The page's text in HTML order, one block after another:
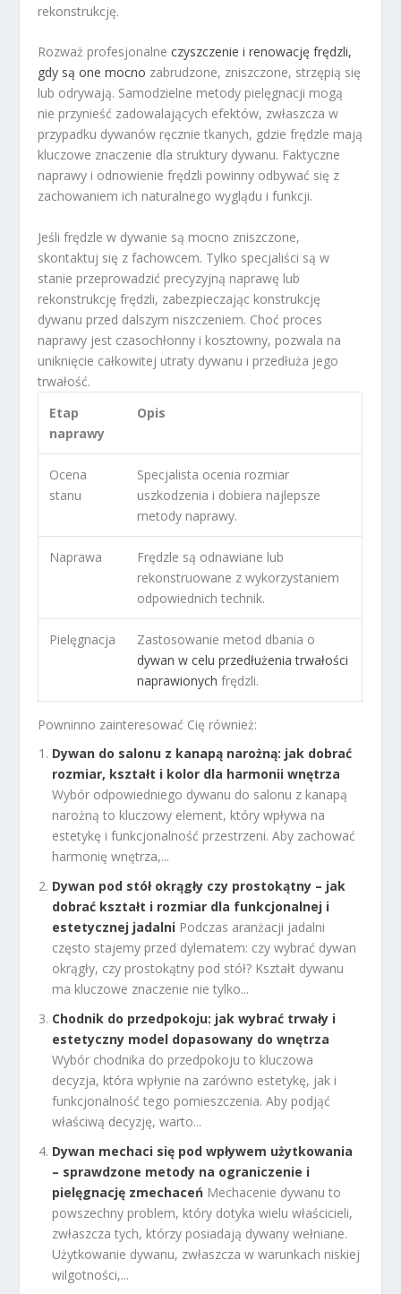
rekonstrukcję.
Rozważ profesjonalneczyszczenie i renowację frędzli,
gdy są one mocno zabrudzone, zniszczone, strzępią się
lub odrywają. Samodzielne metody pielęgnacji mogą
nie przynieść zadowalających efektów, zwłaszcza w
przypadku dywanów ręcznie tkanych, gdzie frędzle mają
kluczowe znaczenie dla struktury dywanu. Faktyczne
naprawy i odnowienie frędzli powinny odbywać się z
zachowaniem ich naturalnego wyglądu i funkcji.
Jeśli frędzle w dywanie są mocno zniszczone,
skontaktuj się z fachowcem. Tylko specjaliści są w
stanie przeprowadzić precyzyjną naprawę lub
rekonstrukcję frędzli, zabezpieczając konstrukcję
dywanu przed dalszym niszczeniem. Choć proces
naprawy jest czasochłonny i kosztowny, pozwala na
uniknięcie całkowitej utraty dywanu i przedłuża jego
trwałość.
Etap
naprawy
Opis
Ocena
stanu
Specjalista ocenia rozmiar
uszkodzenia i dobiera najlepsze
metody naprawy.
Naprawa
Frędzle są odnawiane lub
rekonstruowane z wykorzystaniem
odpowiednich technik.
Pielęgnacja
Zastosowanie metod dbania o
dywan w celu przedłużenia trwałości
naprawionych frędzli.
Powninno zainteresować Cię również:
Dywan do salonu z kanapą narożną: jak dobrać
rozmiar, kształt i kolor dla harmonii wnętrza
Wybór odpowiedniego dywanu do salonu z kanapą
narożną to kluczowy element, który wpływa na
estetykę i funkcjonalność przestrzeni. Aby zachować
harmonię wnętrza,...
Dywan pod stół okrągły czy prostokątny – jak
dobrać kształt i rozmiar dla funkcjonalnej i
estetycznej jadalni Podczas aranżacji jadalni
często stajemy przed dylematem: czy wybrać dywan
okrągły, czy prostokątny pod stół? Kształt dywanu
ma kluczowe znaczenie nie tylko...
Chodnik do przedpokoju: jak wybrać trwały i
estetyczny model dopasowany do wnętrza
Wybór chodnika do przedpokoju to kluczowa
decyzja, która wpłynie na zarówno estetykę, jak i
funkcjonalność tego pomieszczenia. Aby podjąć
właściwą decyzję, warto...
Dywan mechaci się pod wpływem użytkowania
– sprawdzone metody na ograniczenie i
pielęgnację zmechaceń Mechacenie dywanu to
powszechny problem, który dotyka wielu właścicieli,
zwłaszcza tych, którzy posiadają dywany wełniane.
Użytkowanie dywanu, zwłaszcza w warunkach niskiej
wilgotności,...